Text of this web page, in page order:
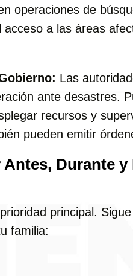
operaciones de
acceso a las áreas
Las
ante desastres.
recursos y
pueden emitir
Antes, Durante y
principal.
familia: